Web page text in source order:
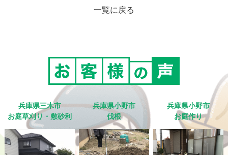
一覧に戻る
兵庫県三木市
お庭草刈り・敷砂利
兵庫県小野市
伐根
兵庫県小野市
お庭作り